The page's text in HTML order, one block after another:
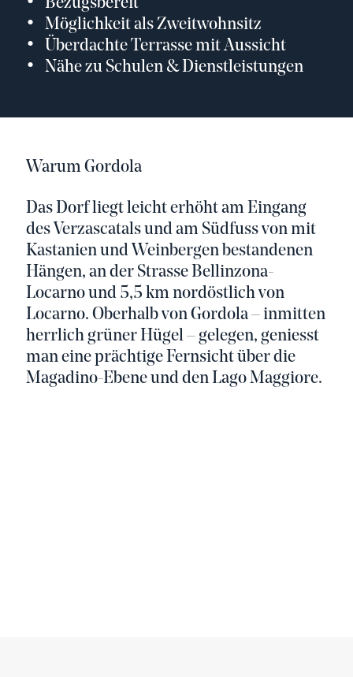
Möglichkeit als Zweitwohnsitz
Überdachte Terrasse mit Aussicht
Nähe zu Schulen & Dienstleistungen
Warum Gordola
Das Dorf liegt leicht erhöht am Eingang
des Verzascatals und am Südfuss von mit
Kastanien und Weinbergen bestandenen
Hängen, an der Strasse Bellinzona-
Locarno und 5,5 km nordöstlich von
Locarno. Oberhalb von Gordola – inmitten
herrlich grüner Hügel – gelegen, geniesst
man eine prächtige Fernsicht über die
Magadino-Ebene und den Lago Maggiore.